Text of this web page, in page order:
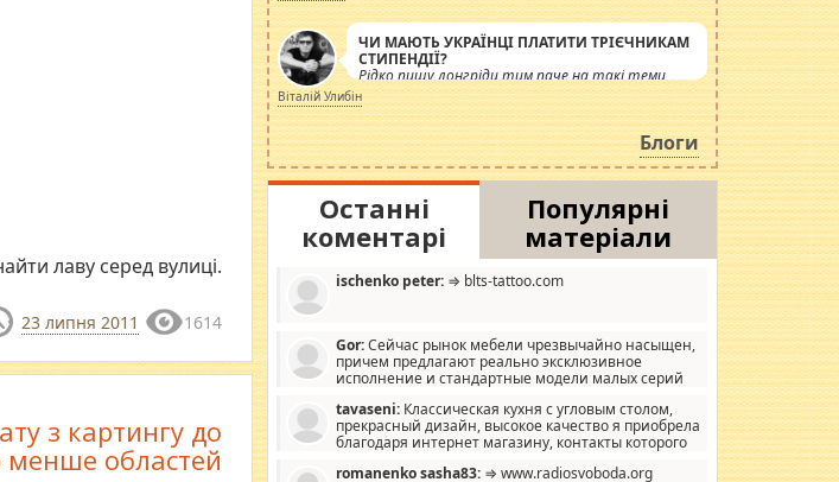
лаву серед вулиці.
23 липня 2011 1614
з картингу до
менше областей
ЧИ МАЮТЬ УКРАЇНЦІ ПЛАТИТИ ТРІЄЧНИКАМ
СТИПЕНДІЇ?
Рідко пишу лонгріди тим паче на такі теми,
але вже просто дістало! Обурюють сьогоднішні
інсенуації навколо стипендіального питання.
Штучно роздувається ще одна соціальна
катастрофа.
Віталій Улибін
Блоги
Останні
коментарі
Популярні
матеріали
ischenko peter: ⇒ blts-tattoo.com
Gor:Сейчас рынок мебели чрезвычайно насыщен,
причем предлагают реально эксклюзивное
исполнение и стандартные модели малых серий
дизайну, мало походит на стандартные формы, в MebelOk,
креативненько и что главное - со вкусом все в порядке,
без ненужных наворотов удорожающих мебель, а это не
tavaseni: Классическая кухня с угловым столом,
прекрасный дизайн, высокое качество я приобрела
благодаря интернет магазину, контакты которого
romanenko sasha83: ⇒ www.radiosvoboda.org